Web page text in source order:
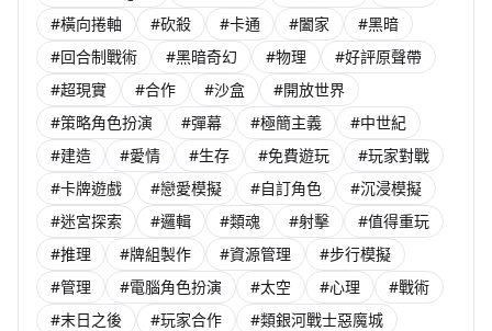
#橫向捲軸
#砍殺 #卡通 #闔家
#黑暗
#回合制戰術
#黑暗奇幻 #物理
#好評原聲帶
#超現實
#合作 #沙盒
#開放世界
#策略角色扮演
#彈幕 #極簡主義
#中世紀
#建造
#愛情 #生存 #免費遊玩
#玩家對戰
#卡牌遊戲
#戀愛模擬 #自訂角色
#沉浸模擬
#迷宮探索
#邏輯 #類魂 #射擊
#值得重玩
#推理
#牌組製作 #資源管理
#步行模擬
#管理
#電腦角色扮演 #太空 #心理
#戰術
#末日之後
#玩家合作
#類銀河戰士惡魔城